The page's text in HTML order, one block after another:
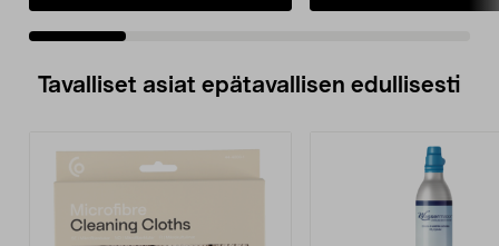
Tavalliset asiat epätavallisen edullisesti